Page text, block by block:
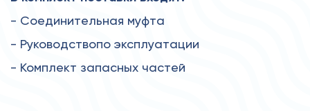
- Соединительная муфта
- Руководствопо эксплуатации
- Комплект запасных частей